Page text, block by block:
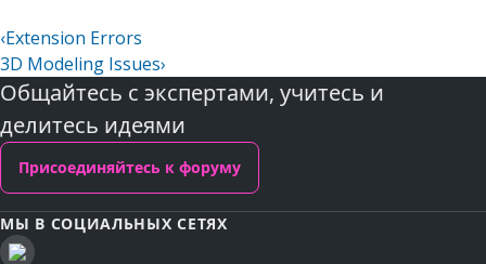
‹Extension Errors
3D Modeling Issues›
Общайтесь с экспертами, учитесь и
делитесь идеями
Присоединяйтесь к форуму
МЫ В СОЦИАЛЬНЫХ СЕТЯХ